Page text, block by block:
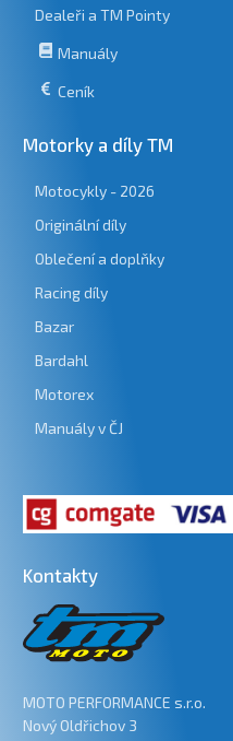
Dealeři a TM Pointy
Manuály
Ceník
Motorky a díly TM
Motocykly - 2026
Originální díly
Oblečení a doplňky
Racing díly
Bazar
Bardahl
Motorex
Manuály v ČJ
Kontakty
MOTO PERFORMANCE s.r.o.
Nový Oldřichov 3